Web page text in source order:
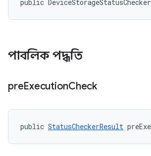
public
পাবলিক পদ্ধতি
preExecutionCheck
public StatusCheckerResult